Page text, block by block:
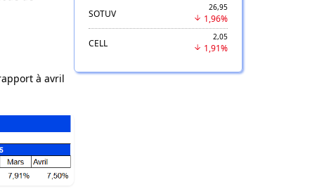
à avril
SOTUV
26,95
1,96%
CELL
2,05
1,91%